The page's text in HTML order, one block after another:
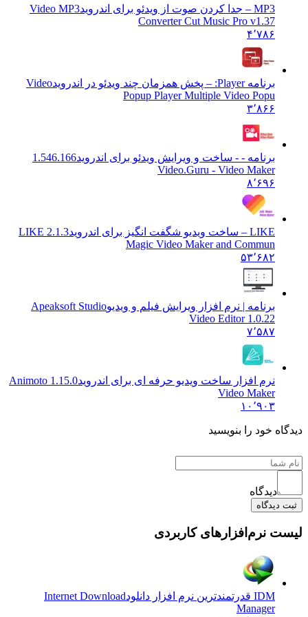
Video MP3
Converter Cut Music Pro
Video
Popup Player Multiple Video
- - ساخت و ویرایش ویدئو برای اندروید 1.546.166
Video.Guru - Video
2.1.3 LIKE
Magic Video Maker and
| نرم افزار ویرایش فیلم و ویدیوApeaksoft Studio
Video Editor
افزار ساخت ویدیو حرفه ای برای اندروید
1.15.0 Animoto
Video
را بنویسید
کاربردی
Internet Download